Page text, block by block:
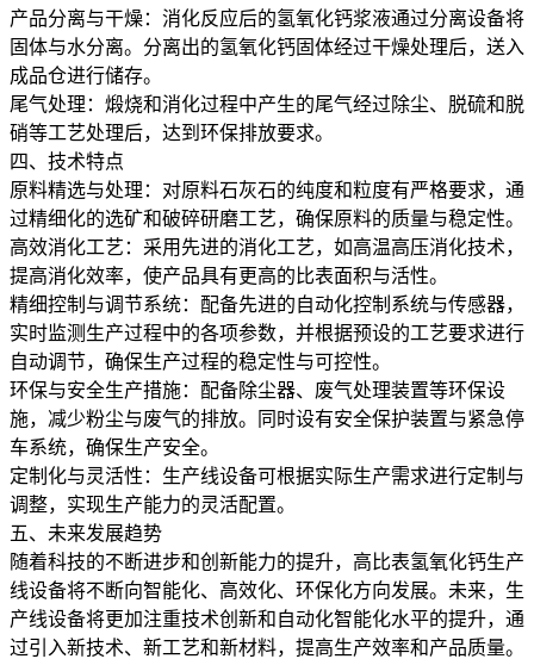
产品分离与干燥：消化反应后的氢氧化钙浆液通过分离设备将
固体与水分离。分离出的氢氧化钙固体经过干燥处理后，送入
成品仓进行储存。
尾气处理：煅烧和消化过程中产生的尾气经过除尘、脱硫和脱
硝等工艺处理后，达到环保排放要求。
四、技术特点
原料精选与处理：对原料石灰石的纯度和粒度有严格要求，通
过精细化的选矿和破碎研磨工艺，确保原料的质量与稳定性。
高效消化工艺：采用先进的消化工艺，如高温高压消化技术，
提高消化效率，使产品具有更高的比表面积与活性。
精细控制与调节系统：配备先进的自动化控制系统与传感器，
实时监测生产过程中的各项参数，并根据预设的工艺要求进行
自动调节，确保生产过程的稳定性与可控性。
环保与安全生产措施：配备除尘器、废气处理装置等环保设
施，减少粉尘与废气的排放。同时设有安全保护装置与紧急停
车系统，确保生产安全。
定制化与灵活性：生产线设备可根据实际生产需求进行定制与
调整，实现生产能力的灵活配置。
五、未来发展趋势
随着科技的不断进步和创新能力的提升，高比表氢氧化钙生产
线设备将不断向智能化、高效化、环保化方向发展。未来，生
产线设备将更加注重技术创新和自动化智能化水平的提升，通
过引入新技术、新工艺和新材料，提高生产效率和产品质量。